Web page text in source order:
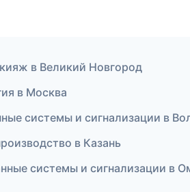
в Великий Новгород
в Москва
системы и сигнализации в
в Казань
системы и сигнализации в